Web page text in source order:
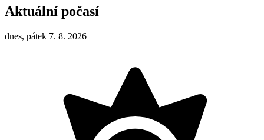
Aktuální počasí
dnes, pátek 7. 8. 2026